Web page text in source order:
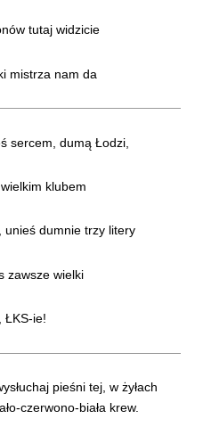
tutaj widzicie
mistrza nam da
sercem, dumą Łodzi,
klubem
unieś dumnie trzy litery
zawsze wielki
ŁKS-ie!
pieśni tej, w żyłach
czerwono-biała krew.